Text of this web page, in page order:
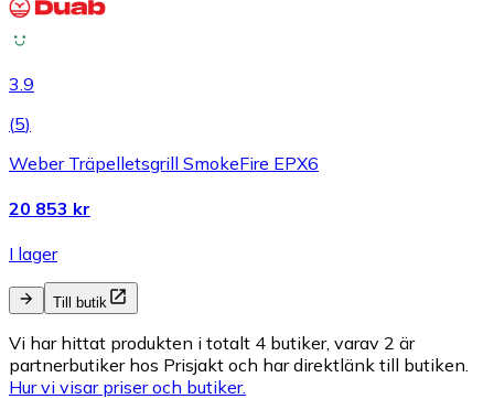
3.9
(5)
Weber Träpelletsgrill SmokeFire EPX6
20 853 kr
I lager
Till butik
Vi har hittat produkten i totalt 4 butiker, varav 2 är
partnerbutiker hos Prisjakt och har direktlänk till butiken.
Hur vi visar priser och butiker.